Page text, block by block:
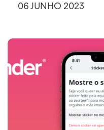
06 JUNHO 2023